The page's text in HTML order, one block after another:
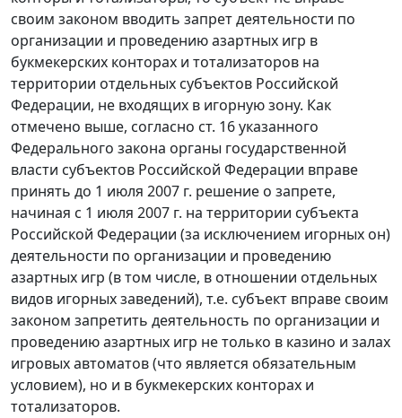
своим законом вводить запрет деятельности по
организации и проведению азартных игр в
букмекерских конторах и тотализаторов на
территории отдельных субъектов Российской
Федерации, не входящих в игорную зону. Как
отмечено выше, согласно ст. 16указанного
Федерального закона органы государственной
власти субъектов Российской Федерации вправе
принять до 1 июля 2007 г. решение о запрете,
начиная с 1 июля 2007 г. на территории субъекта
Российской Федерации (за исключением игорных он)
деятельности по организации и проведению
азартных игр (в том числе, в отношении отдельных
видов игорных заведений), т.е. субъект вправе своим
законом запретить деятельность по организации и
проведению азартных игр не только в казино и залах
игровых автоматов (что является обязательным
условием), но и в букмекерских конторах и
тотализаторов.